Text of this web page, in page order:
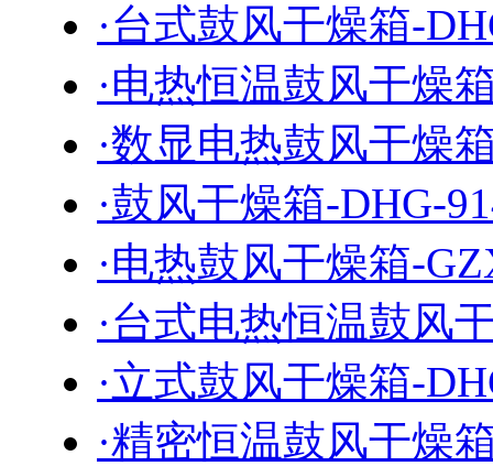
·台式鼓风干燥箱-
·电热恒温鼓风干燥
·数显电热鼓风干燥
·鼓风干燥箱-DHG-
·电热鼓风干燥箱-
·台式电热恒温鼓风
·立式鼓风干燥箱-
·精密恒温鼓风干燥